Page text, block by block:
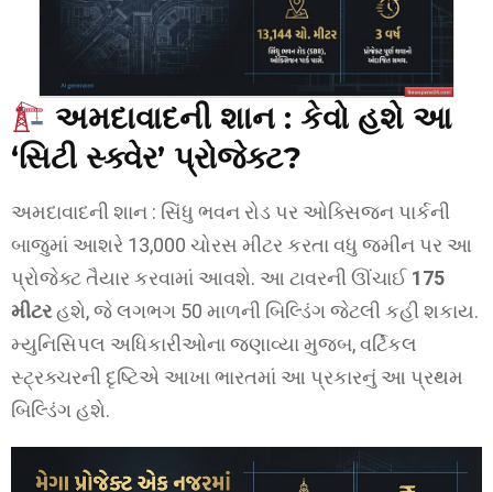
અમદાવાદની શાન : કેવો હશે આ
‘સિટી સ્ક્વેર’ પ્રોજેક્ટ?
અમદાવાદની શાન : સિંધુ ભવન રોડ પર ઓક્સિજન પાર્કની
બાજુમાં આશરે 13,000 ચોરસ મીટર કરતા વધુ જમીન પર આ
પ્રોજેક્ટ તૈયાર કરવામાં આવશે. આ ટાવરની ઊંચાઈ 175
મીટરહશે, જે લગભગ 50 માળની બિલ્ડિંગ જેટલી કહી શકાય.
મ્યુનિસિપલ અધિકારીઓના જણાવ્યા મુજબ, વર્ટિકલ
સ્ટ્રક્ચરની દૃષ્ટિએ આખા ભારતમાં આ પ્રકારનું આ પ્રથમ
બિલ્ડિંગ હશે.